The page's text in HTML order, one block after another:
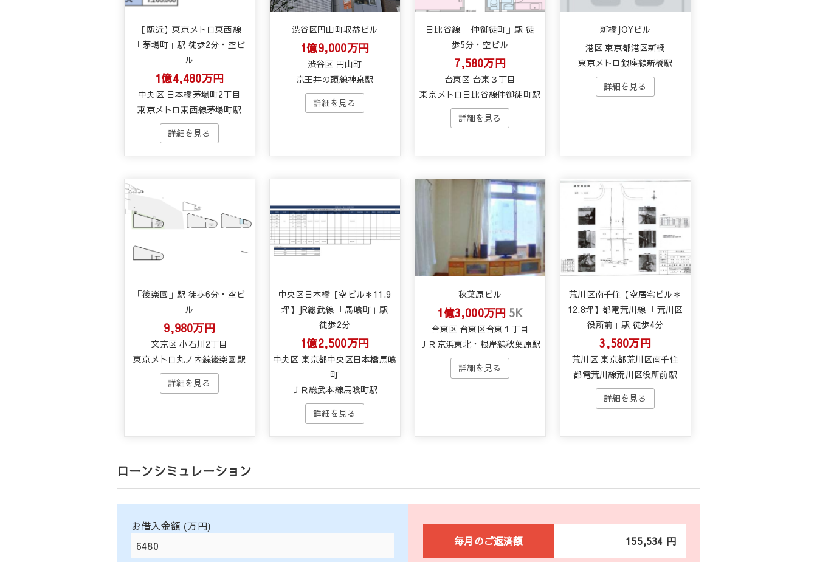
【駅近】東京メトロ東西線
「茅場町」駅 徒歩2分・空ビ
ル
1億4,480万円
中央区 日本橋茅場町2丁目
東京メトロ東西線茅場町駅
渋谷区円山町収益ビル
1億9,000万円
渋谷区 円山町
京王井の頭線神泉駅
日比谷線 「仲御徒町」駅 徒
歩5分・空ビル
7,580万円
台東区 台東３丁目
東京メトロ日比谷線仲御徒町駅
新橋JOYビル
港区 束京都港区新橘
東京メトロ銀座線新橋駅
「後楽園」駅 徒歩6分・空ビ
ル
9,980万円
文京区 小石川2丁目
東京メトロ丸ノ内線後楽園駅
中央区日本橋【空ビル＊11.9
坪】JR総武線 「馬喰町」駅
徒歩2分
1億2,500万円
中央区 東京都中央区日本橋馬喰
町
ＪＲ総武本線馬喰町駅
秋葉原ビル
1億3,000万円 5K
台東区 台東区台東１丁目
ＪＲ京浜東北・根岸線秋葉原駅
荒川区南千住【空居宅ビル＊
12.8坪】都電荒川線 「荒川区
役所前」駅 徒歩4分
3,580万円
荒川区 東京都荒川区南千住
都電荒川線荒川区役所前駅
ローンシミュレーション
お借入金額 (万円)
毎月のご返済額
155,534 円